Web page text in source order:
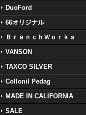
DuoFord
66オリジナル
ＢｒａｎｃｈＷｏｒｋｓ
VANSON
TAXCO SILVER
Collonil Pedag
MADE IN CALIFORNIA
SALE